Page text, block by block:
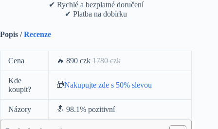
✔ Rychlé a bezplatné doručení
✔ Platba na dobírku
Popis /Recenze
Cena 🔥 890 czk 1780 czk
Kde
koupit?
🎁Nakupujte zde s 50% slevou
Názory 🔝 98.1% pozitivní